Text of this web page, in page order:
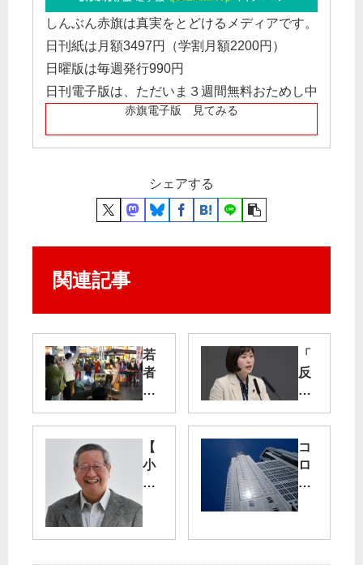
しんぶん赤旗は真実をとどけるメディアです。
日刊紙は月額3497円（学割月額2200円）
日曜版は毎週発行990円
日刊電子版は、ただいま３週間無料おためし中
赤旗電子版 見てみる
シェアする
関連記事
若
者
バ
ド
宣
伝
「
反
自
」
見
る
影
な
し
【
小
金
議
コ
ロ
ナ
禍
も